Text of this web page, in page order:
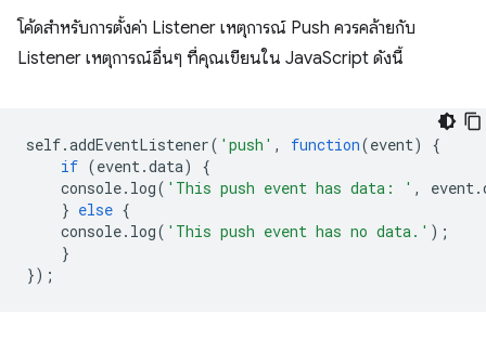
โค้ดสําหรับการตั้งค่า Listener เหตุการณ์ Push ควรคล้ายกับ
Listener เหตุการณ์อื่นๆ ที่คุณเขียนใน JavaScript ดังนี้
self.addEventListener( 'push' , function(event)
{
if (event.data)
{
console. log( 'This push event has data: ' , event.
} else {
console. log( 'This push event has no data.' );
}
});